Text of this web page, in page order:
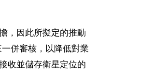
，因此所擬定的推動
併審核，以降低對業
收並儲存衛星定位的